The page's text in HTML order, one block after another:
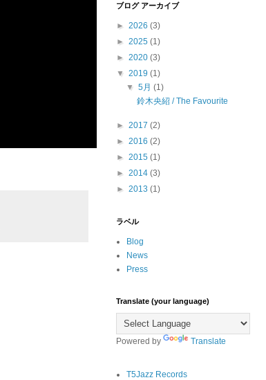
ブログ アーカイブ
► 2026 (3)
► 2025 (1)
► 2020 (3)
▼ 2019 (1)
▼5月(1)
鈴木央紹 / The Favourite
► 2017 (2)
► 2016 (2)
► 2015 (1)
► 2014 (3)
► 2013 (1)
ラベル
Blog
News
Press
Translate (your language)
Powered by Translate
T5Jazz Records